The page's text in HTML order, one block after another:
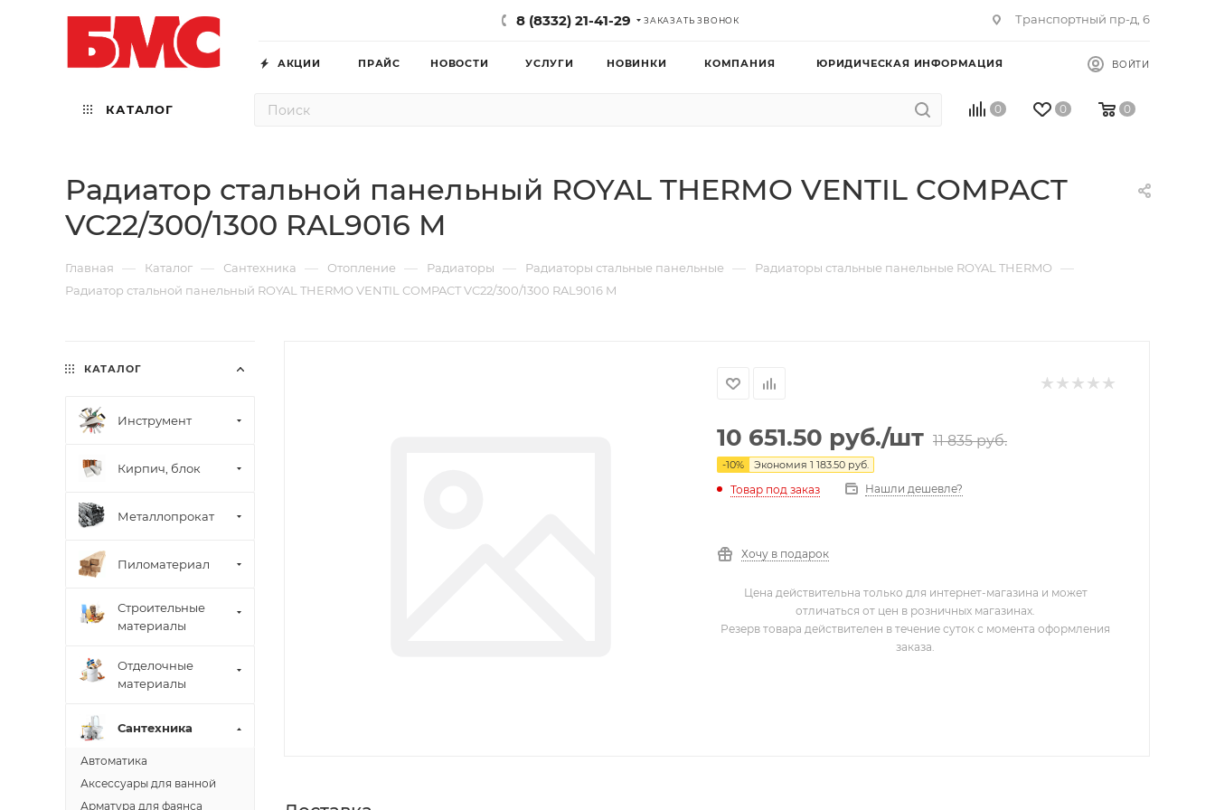
8 (8332) 21-41-29 ЗАКАЗАТЬ ЗВОНОК Транспортный пр-д, 6
АКЦИИ ПРАЙС НОВОСТИ УСЛУГИ НОВИНКИ КОМПАНИЯ ЮРИДИЧЕСКАЯ ИНФОРМАЦИЯ ВОЙТИ
КАТАЛОГ 0 0 0
Радиатор стальной панельный ROYAL THERMO VENTIL COMPACT
VC22/300/1300 RAL9016 M
Главная — Каталог — Сантехника — Отопление — Радиаторы — Радиаторы стальные панельные — Радиаторы стальные панельные ROYAL THERMO —
Радиатор стальной панельный ROYAL THERMO VENTIL COMPACT VC22/300/1300 RAL9016 M
10 651.50 руб./шт 11 835руб.
-10% Экономия 1 183.50 руб.
Товар под заказ Нашли дешевле?
Хочу в подарок
Цена действительна только для интернет-магазина и может
отличаться от цен в розничных магазинах.
Резерв товара действителен в течение суток с момента оформления
заказа.
КАТАЛОГ
Инструмент
Кирпич, блок
Металлопрокат
Пиломатериал
Строительные
материалы
Отделочные
материалы
Сантехника
Автоматика
Аксессуары для ванной
Арматура для фаянса